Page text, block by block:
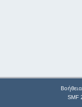
Βοήθεια
SMF